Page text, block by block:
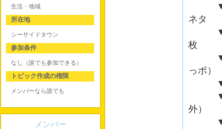
▼大
ネタ
▼ 吉
枚
▼中
っポ）
▼小
▼末
外）
▼ 凶
生活・地域
所在地
シーサイドタウン
参加条件
なし（誰でも参加できる）
トピック作成の権限
メンバーなら誰でも
メンバー